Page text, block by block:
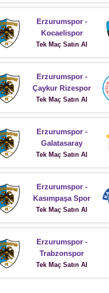
Erzurumspor -
Kocaelispor
Tek Maç Satın Al
Erzurumspor -
Çaykur Rizespor
Tek Maç Satın Al
Erzurumspor -
Galatasaray
Tek Maç Satın Al
Erzurumspor -
Kasımpaşa Spor
Tek Maç Satın Al
Erzurumspor -
Trabzonspor
Tek Maç Satın Al